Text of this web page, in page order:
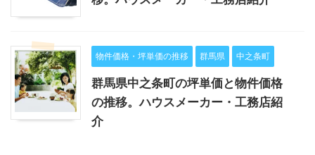
物件価格・坪単価の推移 群馬県 中之条町
群馬県中之条町の坪単価と物件価格
の推移。ハウスメーカー・工務店紹
介